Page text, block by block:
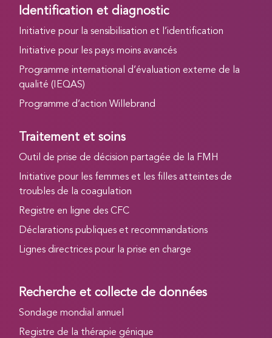
Identification et diagnostic
Initiative pour la sensibilisation et l’identification
Initiative pour les pays moins avancés
Programme international d’évaluation externe de la
qualité (IEQAS)
Programme d’action Willebrand
Traitement et soins
Outil de prise de décision partagée de la FMH
Initiative pour les femmes et les filles atteintes de
troubles de la coagulation
Registre en ligne des CFC
Déclarations publiques et recommandations
Lignes directrices pour la prise en charge
Recherche et collecte de données
Sondage mondial annuel
Registre de la thérapie génique